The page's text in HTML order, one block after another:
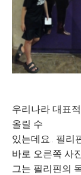
우리나라 대표
올릴 수
있는데요.. 필리
바로 오른쪽 사
그는 필리핀의